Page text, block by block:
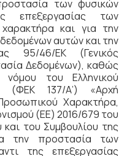
των φυσικών
επεξεργασίας των
και για την
αυτών και την
95/46/ΕΚ (Γενικός
Δεδομένων), καθώς
του Ελληνικού
(ΦΕΚ 137/Α’) «Αρχή
Χαρακτήρα,
(ΕΕ) 2016/679 του
του Συμβουλίου της
την προστασία των
της επεξεργασίας